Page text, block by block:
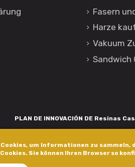
um Informationen zu
Sie können Ihren Browser so
Fasern
Harze
Vakuum
Sandwich
PLAN DE INNOVACIÓN DE Resinas
de axudas concedidas pola Axencia
dentro do programa de axudas a empresa.